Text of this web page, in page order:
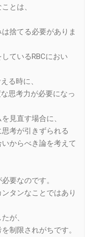
とは、
捨てる必要がありま
ているRBCにおい
る時に、
思考力が必要になっ
見直す場合に、
考が引きずられる
からべき論を考えて
要なのです。
タンなことではあり
が、
制限されがちです。